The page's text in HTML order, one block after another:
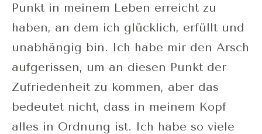
Punkt in meinem Leben erreicht zu
haben, an dem ich glücklich, erfüllt und
unabhängig bin. Ich habe mir den Arsch
aufgerissen, um an diesen Punkt der
Zufriedenheit zu kommen, aber das
bedeutet nicht, dass in meinem Kopf
alles in Ordnung ist. Ich habe so viele